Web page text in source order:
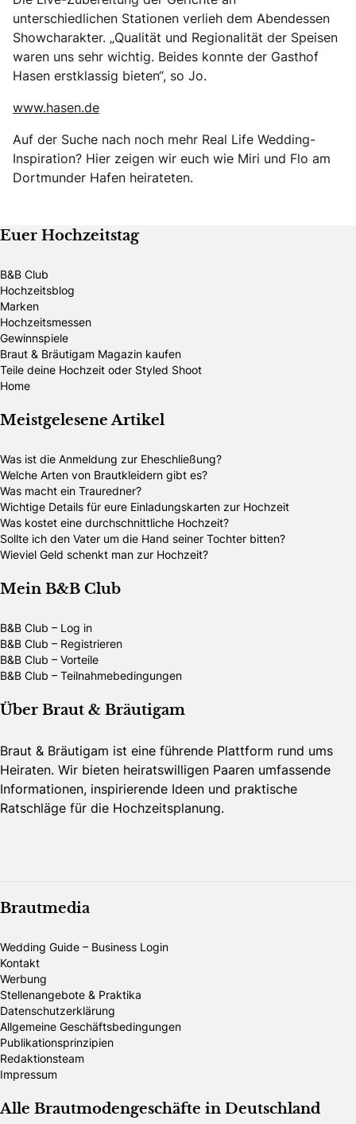
unterschiedlichen Stationen verlieh dem Abendessen
Showcharakter. „Qualität und Regionalität der Speisen
waren uns sehr wichtig. Beides konnte der Gasthof
Hasen erstklassig bieten“, so Jo.
www.hasen.de
Auf der Suche nach noch mehr Real Life Wedding-
Inspiration? Hier zeigen wir euch wie Miri und Flo am
Dortmunder Hafen heirateten.
Euer Hochzeitstag
B&B Club
Hochzeitsblog
Marken
Hochzeitsmessen
Gewinnspiele
Braut & Bräutigam Magazin kaufen
Teile deine Hochzeit oder Styled Shoot
Home
Meistgelesene Artikel
Was ist die Anmeldung zur Eheschließung?
Welche Arten von Brautkleidern gibt es?
Was macht ein Trauredner?
Wichtige Details für eure Einladungskarten zur Hochzeit
Was kostet eine durchschnittliche Hochzeit?
Sollte ich den Vater um die Hand seiner Tochter bitten?
Wieviel Geld schenkt man zur Hochzeit?
Mein B&B Club
B&B Club – Log in
B&B Club – Registrieren
B&B Club – Vorteile
B&B Club – Teilnahmebedingungen
Über Braut & Bräutigam
Braut & Bräutigam ist eine führende Plattform rund ums
Heiraten. Wir bieten heiratswilligen Paaren umfassende
Informationen, inspirierende Ideen und praktische
Ratschläge für die Hochzeitsplanung.
Brautmedia
Wedding Guide – Business Login
Kontakt
Werbung
Stellenangebote & Praktika
Datenschutzerklärung
Allgemeine Geschäftsbedingungen
Publikationsprinzipien
Redaktionsteam
Impressum
Alle Brautmodengeschäfte in Deutschland